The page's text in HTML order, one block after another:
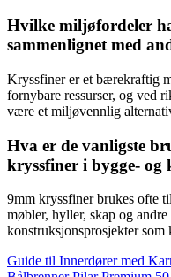
Hvilke miljøfordeler
sammenlignet med
Kryssfiner er et bærekraftig
fornybare ressurser, og ved
være et miljøvennlig
Hva er de vanligste
kryssfiner i bygge- og
9mm kryssfiner brukes ofte
møbler, hyller, skap og
konstruksjonsprosjekter
Guide til Innerdører med